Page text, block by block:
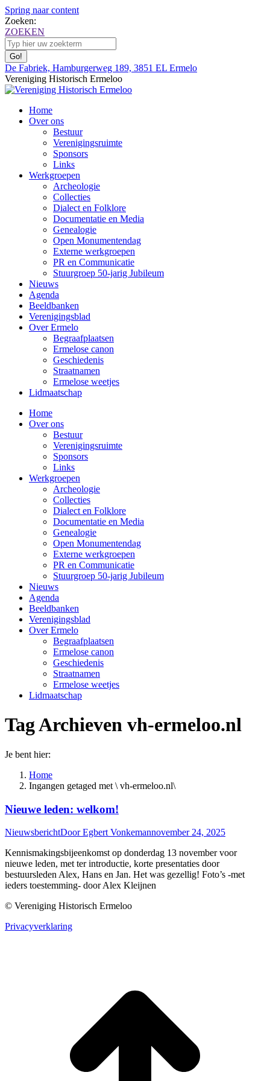
Spring naar content
Zoeken:
ZOEKEN
De Fabriek, Hamburgerweg 189, 3851 EL Ermelo
Vereniging Historisch Ermeloo
Home
Over ons
Bestuur
Verenigingsruimte
Sponsors
Links
Werkgroepen
Archeologie
Collecties
Dialect en Folklore
Documentatie en Media
Genealogie
Open Monumentendag
Externe werkgroepen
PR en Communicatie
Stuurgroep 50-jarig Jubileum
Nieuws
Agenda
Beeldbanken
Verenigingsblad
Over Ermelo
Begraafplaatsen
Ermelose canon
Geschiedenis
Straatnamen
Ermelose weetjes
Lidmaatschap
Home
Over ons
Bestuur
Verenigingsruimte
Sponsors
Links
Werkgroepen
Archeologie
Collecties
Dialect en Folklore
Documentatie en Media
Genealogie
Open Monumentendag
Externe werkgroepen
PR en Communicatie
Stuurgroep 50-jarig Jubileum
Nieuws
Agenda
Beeldbanken
Verenigingsblad
Over Ermelo
Begraafplaatsen
Ermelose canon
Geschiedenis
Straatnamen
Ermelose weetjes
Lidmaatschap
Tag Archieven vh-ermeloo.nl
Je bent hier:
Home
Ingangen getaged met \ vh-ermeloo.nl\
Nieuwe leden: welkom!
NieuwsberichtDoorEgbert Vonkemannovember 24, 2025
Kennismakingsbijeenkomst op donderdag 13 november voor
nieuwe leden, met ter introductie, korte presentaties door
bestuursleden Alex, Hans en Jan. Het was gezellig! Foto’s -met
ieders toestemming- door Alex Kleijnen
© Vereniging Historisch Ermeloo
Privacyverklaring